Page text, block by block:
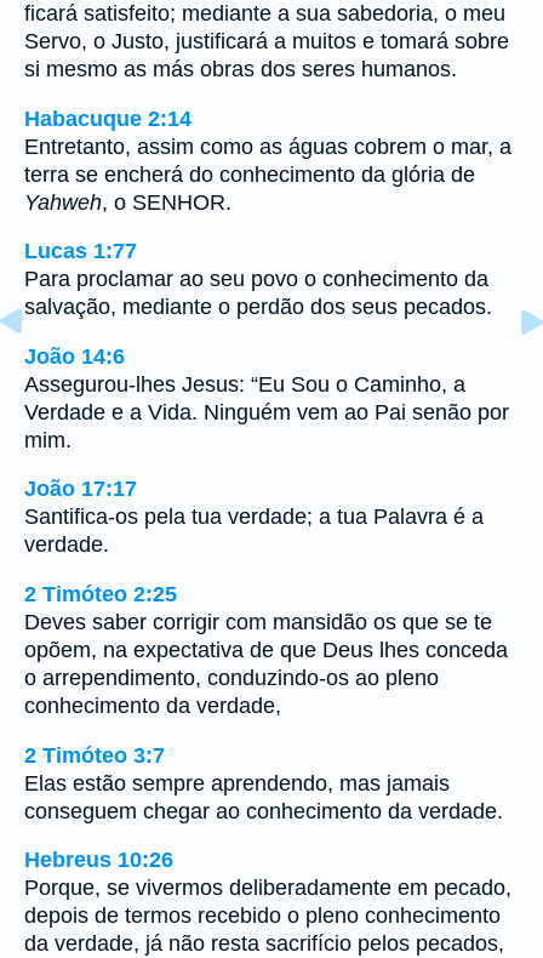
ficará satisfeito; mediante a sua sabedoria, o meu
Servo, o Justo, justificará a muitos e tomará sobre
si mesmo as más obras dos seres humanos.
Habacuque 2:14
Entretanto, assim como as águas cobrem o mar, a
terra se encherá do conhecimento da glória de
Yahweh, o SENHOR.
Lucas 1:77
Para proclamar ao seu povo o conhecimento da
salvação, mediante o perdão dos seus pecados.
João 14:6
Assegurou-lhes Jesus: “Eu Sou o Caminho, a
Verdade e a Vida. Ninguém vem ao Pai senão por
mim.
João 17:17
Santifica-os pela tua verdade; a tua Palavra é a
verdade.
2 Timóteo 2:25
Deves saber corrigir com mansidão os que se te
opõem, na expectativa de que Deus lhes conceda
o arrependimento, conduzindo-os ao pleno
conhecimento da verdade,
2 Timóteo 3:7
Elas estão sempre aprendendo, mas jamais
conseguem chegar ao conhecimento da verdade.
Hebreus 10:26
Porque, se vivermos deliberadamente em pecado,
depois de termos recebido o pleno conhecimento
da verdade, já não resta sacrifício pelos pecados,